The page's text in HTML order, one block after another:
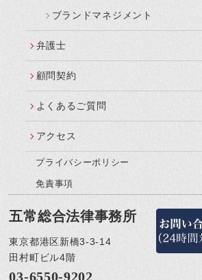
ブランドマネジメント
弁護士
顧問契約
よくあるご質問
アクセス
プライバシーポリシー
免責事項
五常総合法律事務所
東京都港区新橋3-3-14
田村町ビル4階
03-6550-9202